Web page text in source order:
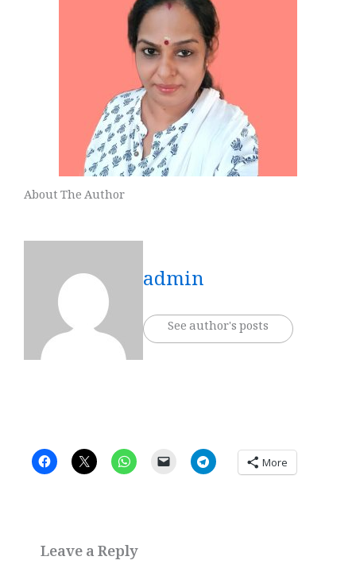
About The Author
admin
See author's posts
More
Leave a Reply